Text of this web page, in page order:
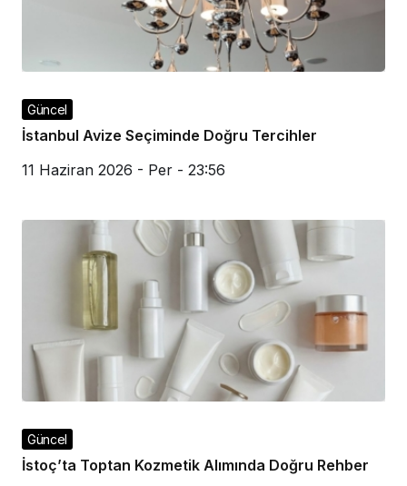
Güncel
İstanbul Avize Seçiminde Doğru Tercihler
11 Haziran 2026 - Per - 23:56
Güncel
İstoç’ta Toptan Kozmetik Alımında Doğru Rehber